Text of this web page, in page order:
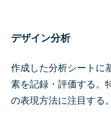
デザイン分析
作成した分析シートに
素を記録・評価する。
の表現方法に注目する。